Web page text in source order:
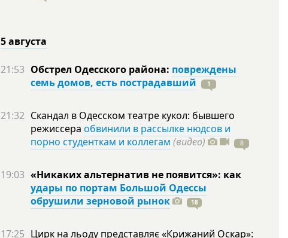
5 августа
21:53 Обстрел Одесского района: повреждены
семь домов, есть пострадавший
1
21:32 Скандал в Одесском театре кукол: бывшего
режиссера обвинили в рассылке нюдсов и
порно студенткам и коллегам (видео) 8
19:03 «Никаких альтернатив не появится»: как
удары по портам Большой Одессы
обрушили зерновой рынок
18
17:25 Цирк на льоду представляє «Крижаний Оскар»: